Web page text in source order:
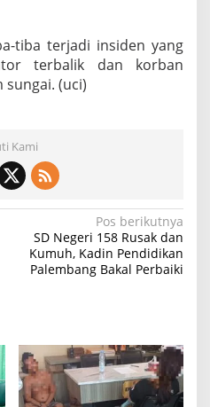
tiba terjadi insiden yang
terbalik dan korban
(uci)
Kami
Pos berikutnya
SD Negeri 158 Rusak dan
Kumuh, Kadin Pendidikan
Palembang Bakal Perbaiki